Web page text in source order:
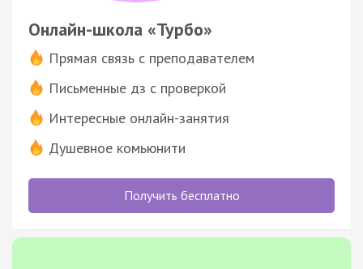
Онлайн-школа «Турбо»
Прямая связь с преподавателем
Письменные дз с проверкой
Интересные онлайн-занятия
Душевное комьюнити
Получить бесплатно